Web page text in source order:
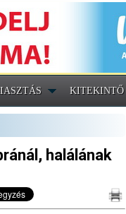
KITEKINTŐ
halálának